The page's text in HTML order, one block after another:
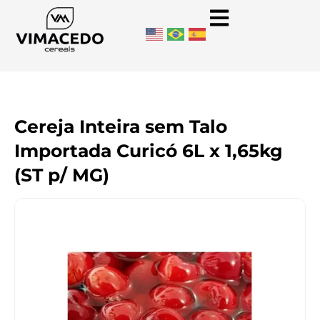
Cereja Inteira sem Talo
Importada Curicó 6L x 1,65kg
(ST p/ MG)